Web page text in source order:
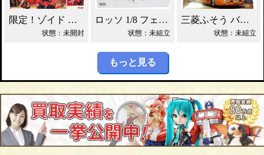
限定！ゾイド アイアンコング・マークⅡ買取！
状態：未開封
ロッソ 1/8 フェラーリ643 WRX買取！
状態：未組立
三菱ふそう バス エアロクィーン買取！
状態：未組立
もっと見る